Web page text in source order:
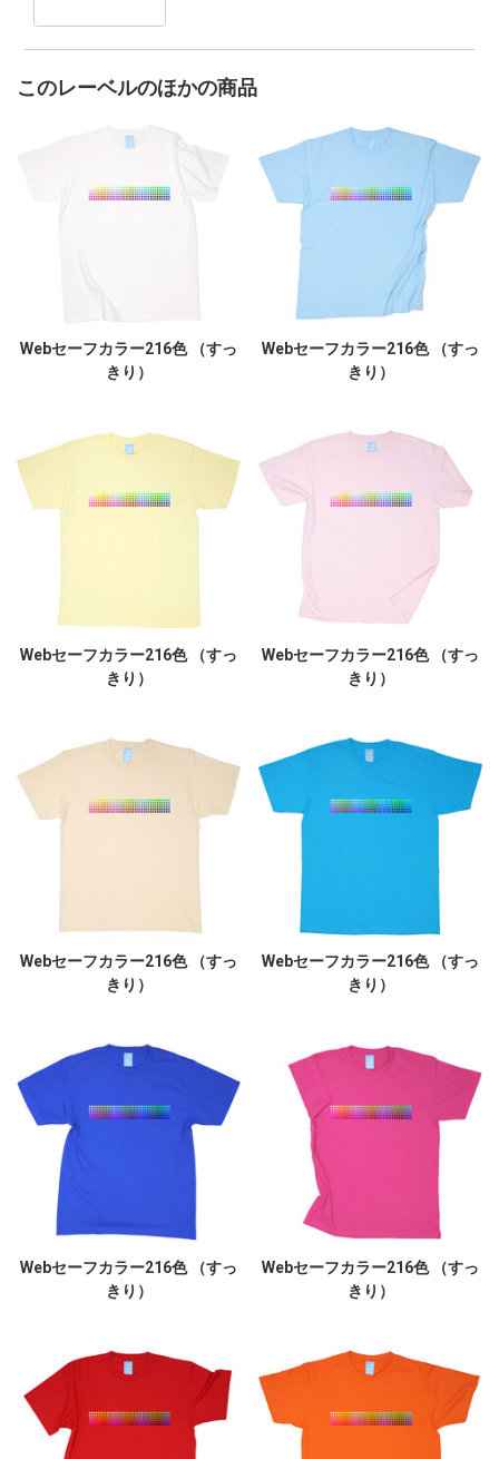
このレーベルのほかの商品
Webセーフカラー216色 （すっ
きり）
Webセーフカラー216色 （すっ
きり）
Webセーフカラー216色 （すっ
きり）
Webセーフカラー216色 （すっ
きり）
Webセーフカラー216色 （すっ
きり）
Webセーフカラー216色 （すっ
きり）
Webセーフカラー216色 （すっ
きり）
Webセーフカラー216色 （すっ
きり）